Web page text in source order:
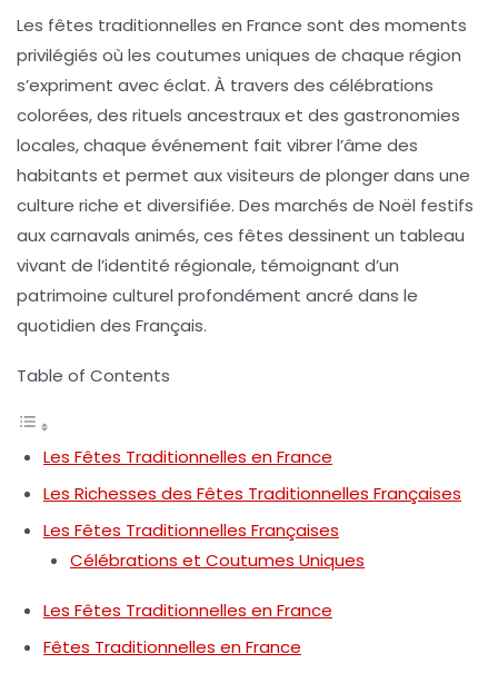
Les fêtes traditionnelles en France sont des moments
privilégiés où les coutumes uniques de chaque région
s’expriment avec éclat. À travers des célébrations
colorées, des rituels ancestraux et des gastronomies
locales, chaque événement fait vibrer l’âme des
habitants et permet aux visiteurs de plonger dans une
culture riche et diversifiée. Des marchés de Noël festifs
aux carnavals animés, ces fêtes dessinent un tableau
vivant de l’identité régionale, témoignant d’un
patrimoine culturel profondément ancré dans le
quotidien des Français.
Table of Contents
Les Fêtes Traditionnelles en France
Les Richesses des Fêtes Traditionnelles Françaises
Les Fêtes Traditionnelles Françaises
Célébrations et Coutumes Uniques
Les Fêtes Traditionnelles en France
Fêtes Traditionnelles en France